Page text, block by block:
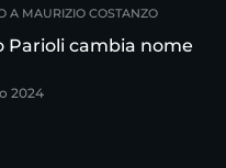
A MAURIZIO COSTANZO
Parioli cambia nome
2024